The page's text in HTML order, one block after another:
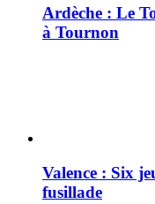
Ardèche : Le
à Tournon
Valence : Six
fusillade